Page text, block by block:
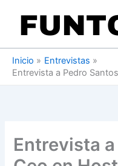
contenido
Inicio
Entrevistas
Entrevista a Pedro
Entrevista